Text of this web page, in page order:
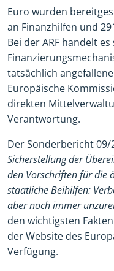
Euro wurden
an Finanzhilfen und
Bei der ARF handelt
tatsächlich
Europäische
direkten
Verantwortung.
Der Sonderbericht
Sicherstellung der
den Vorschriften für die
staatliche Beihilfen:
aber noch immer
den wichtigsten
der Website des
Verfügung.